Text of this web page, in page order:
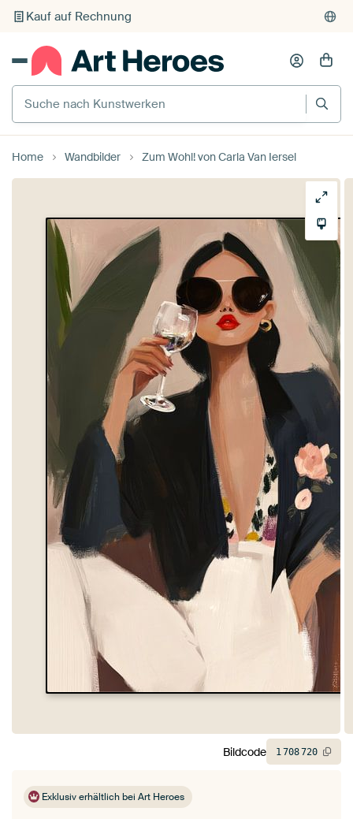
Kauf auf Rechnung
Individueller Druck auf Bestellung
Suche nach Kunstwerken
Home Wandbilder Zum Wohl! von Carla Van Iersel
Exklusiv erhältlich bei Art Heroes
Bildcode 1708720